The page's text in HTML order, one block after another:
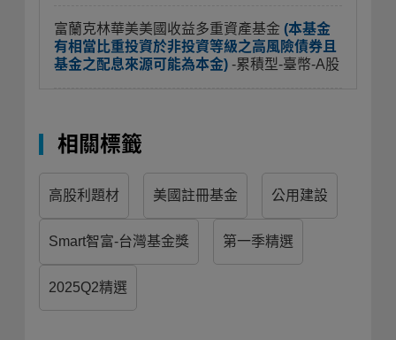
富蘭克林華美美國收益多重資產基金 (本基金
有相當比重投資於非投資等級之高風險債券且
基金之配息來源可能為本金) -累積型-臺幣-A股
相關標籤
高股利題材 美國註冊基金 公用建設
Smart智富-台灣基金獎 第一季精選
2025Q2精選